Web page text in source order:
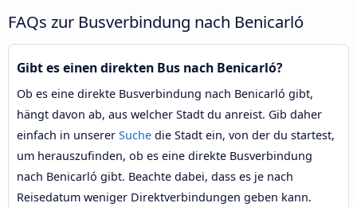
FAQs zur Busverbindung nach Benicarló
Gibt es einen direkten Bus nach Benicarló?
Ob es eine direkte Busverbindung nach Benicarló gibt,
hängt davon ab, aus welcher Stadt du anreist. Gib daher
einfach in unserer Suche die Stadt ein, von der du startest,
um herauszufinden, ob es eine direkte Busverbindung
nach Benicarló gibt. Beachte dabei, dass es je nach
Reisedatum weniger Direktverbindungen geben kann.